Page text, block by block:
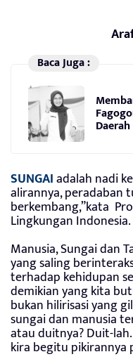
Baca Juga :
SUNGAIadalah nadi
alirannya, peradaban
berkembang,”kata
Lingkungan Indonesia.
Manusia, Sungai dan
yang saling
terhadap kehidupan
demikian yang kita
bukan hilirisasi yang
sungai dan manusia
atau duitnya? Duit-
kira begitu pikirannya